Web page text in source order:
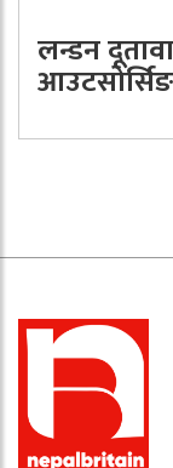
लन्डन